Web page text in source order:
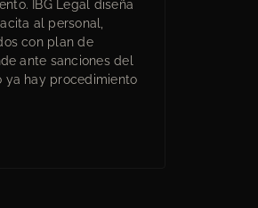
IBG Legal diseña
al personal,
con plan de
ante sanciones del
ya hay procedimiento